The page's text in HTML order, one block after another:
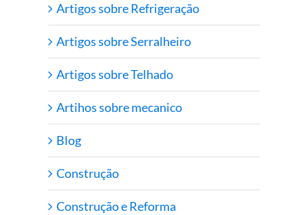
Artigos sobre Refrigeração
Artigos sobre Serralheiro
Artigos sobre Telhado
Artihos sobre mecanico
Blog
Construção
Construção e Reforma